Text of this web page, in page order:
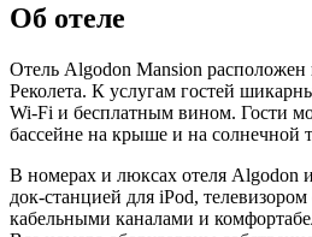
Об отеле
Отель Algodon Mansion
Реколета. К услугам гостей
Wi-Fi и бесплатным вином. Гости
бассейне на крыше и на солнечной
В номерах и люксах отеля Algodon
док-станцией для iPod,
кабельными каналами и